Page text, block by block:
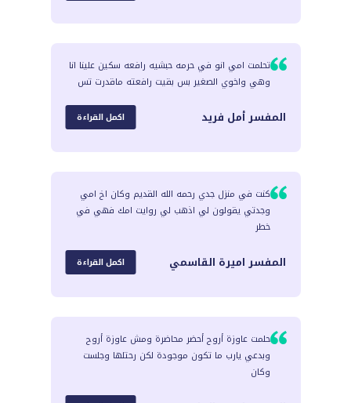
تحلمت امي انو في حرمه حبشيه رافعه سكين علينا انا
وهي واخوي الصغير بس بقيت رافعته ماقدرت تس
المفسرأمل فريد اكمل القراءة
كنت في منزل جدي رحمه الله القديم وكان اخ امي
وجدتي يقولون لي اذهب لي روايت امك فهي في
خطر
المفسر اميرة القاسمي اكمل القراءة
حلمت عاوزة أروح أحضر محاضرة ومش عاوزة أروح
وبدعي يارب ما تكون موجودة لكن رحتلها وجلست
وكان